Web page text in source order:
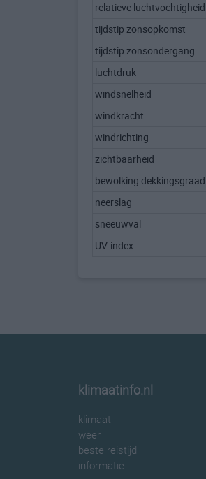
relatieve luchtvochtigheid
tijdstip zonsopkomst
tijdstip zonsondergang
luchtdruk
windsnelheid
windkracht
windrichting
zichtbaarheid
bewolking dekkingsgraad
neerslag
sneeuwval
UV-index
klimaatinfo.nl
klimaat
weer
beste reistijd
informatie